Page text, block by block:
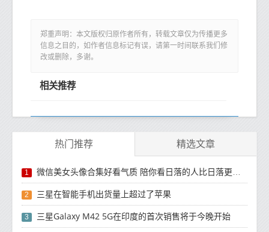
郑重声明：本文版权归原作者所有，转载文章仅为传播更多
信息之目的，如作者信息标记有误，请第一时间联系我们修
改或删除，多谢。
相关推荐
热门推荐 精选文章
1 微信美女头像合集好看气质 陪你看日落的人比日落更浪漫
2 三星在智能手机出货量上超过了苹果
3 三星Galaxy M42 5G在印度的首次销售将于今晚开始